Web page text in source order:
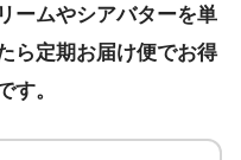
ームやシアバターを単
ら定期お届け便でお得
す。